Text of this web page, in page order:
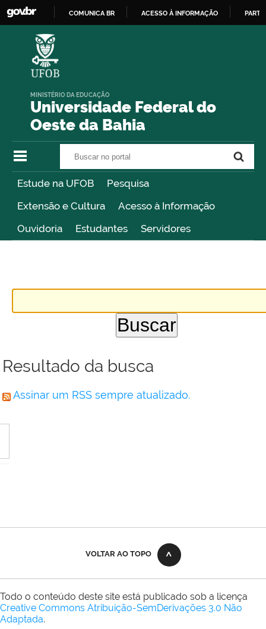
COMUNICA BR ACESSO À INFORMAÇÃO
Universidade Federal do
Oeste da Bahia
MINISTÉRIO DA EDUCAÇÃO
Estude na UFOB
Pesquisa
Extensão e Cultura
Acesso à Informação
Ouvidoria
Estudantes Servidores
Resultado da busca
Assinar um RSS sempre atualizado.
VOLTAR AO TOPO
Todo o conteúdo deste site está publicado sob a licença
Creative Commons Atribuição-SemDerivações 3.0 Não
Adaptada.